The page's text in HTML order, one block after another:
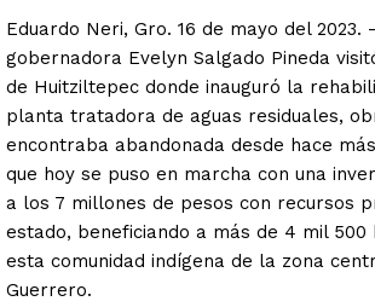
Eduardo Neri, Gro. 16 de mayo del 2023.
gobernadora Evelyn Salgado Pineda
de Huitziltepec donde inauguró la
planta tratadora de aguas residuales,
encontraba abandonada desde hace
que hoy se puso en marcha con una
a los 7 millones de pesos con recursos
estado, beneficiando a más de 4 mil 500
esta comunidad indígena de la zona
Guerrero.